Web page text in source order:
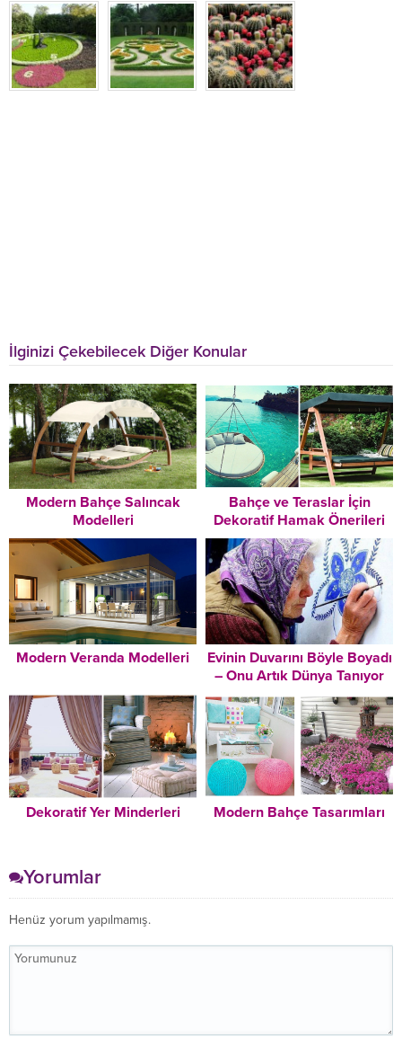
İlginizi Çekebilecek Diğer Konular
Modern Bahçe Salıncak
Modelleri
Bahçe ve Teraslar İçin
Dekoratif Hamak Önerileri
Modern Veranda Modelleri
Evinin Duvarını Böyle Boyadı
– Onu Artık Dünya Tanıyor
Dekoratif Yer Minderleri Modern Bahçe Tasarımları
Yorumlar
Henüz yorum yapılmamış.